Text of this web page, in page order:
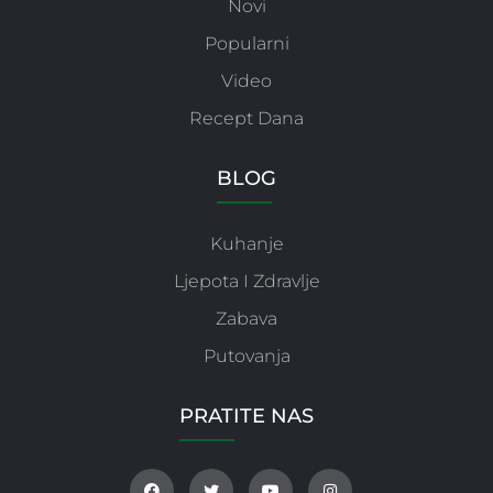
Novi
Popularni
Video
Recept Dana
BLOG
Kuhanje
Ljepota I Zdravlje
Zabava
Putovanja
PRATITE NAS